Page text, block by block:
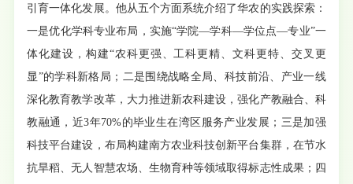
引育一体化发展。他从五个方面系统介绍了华农的实践探索：
一是优化学科专业布局，实施“学院—学科—学位点—专业”一
体化建设，构建“农科更强、工科更精、文科更特、交叉更
显”的学科新格局；二是围绕战略全局、科技前沿、产业一线
深化教育教学改革，大力推进新农科建设，强化产教融合、科
教融通，近3年70%的毕业生在湾区服务产业发展；三是加强
科技平台建设，布局构建南方农业科技创新平台集群，在节水
抗旱稻、无人智慧农场、生物育种等领域取得标志性成果；四